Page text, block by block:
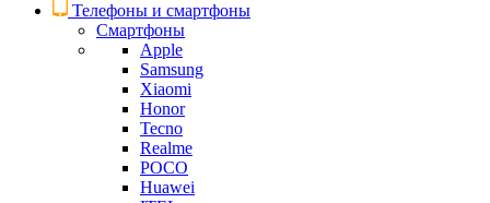
Телефоны и смартфоны
Смартфоны
Apple
Samsung
Xiaomi
Honor
Tecno
Realme
POCO
Huawei